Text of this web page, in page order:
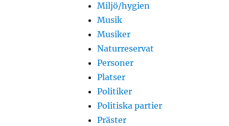
Miljö/hygien
Musik
Musiker
Naturreservat
Personer
Platser
Politiker
Politiska partier
Präster